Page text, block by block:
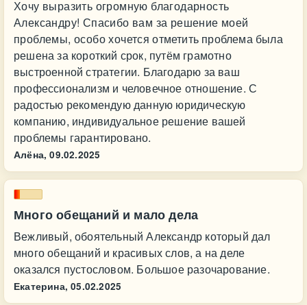
Хочу выразить огромную благодарность
Александру! Спасибо вам за решение моей
проблемы, особо хочется отметить проблема была
решена за короткий срок, путём грамотно
выстроенной стратегии. Благодарю за ваш
профессионализм и человечное отношение. С
радостью рекомендую данную юридическую
компанию, индивидуальное решение вашей
проблемы гарантировано.
Алёна, 09.02.2025
Много обещаний и мало дела
Вежливый, обоятельный Александр который дал
много обещаний и красивых слов, а на деле
оказался пустословом. Большое разочарование.
Екатерина, 05.02.2025